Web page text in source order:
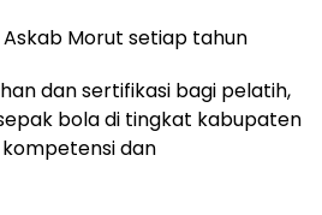
Morut setiap tahun
dan sertifikasi bagi pelatih,
bola di tingkat kabupaten
dan